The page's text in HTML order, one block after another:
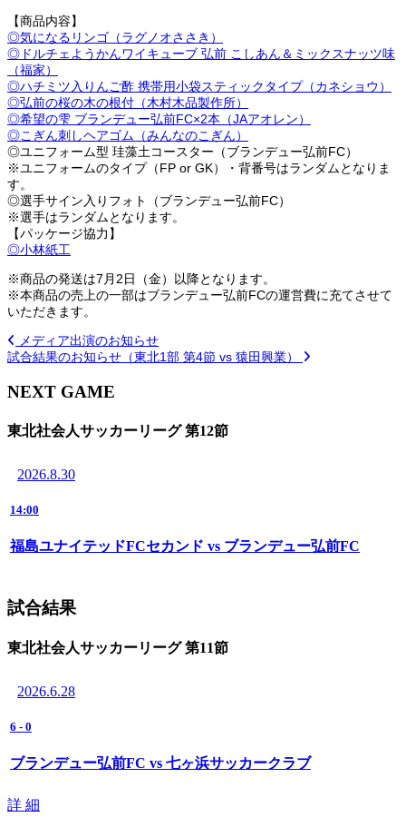
【商品内容】
◎気になるリンゴ（ラグノオささき）
◎ドルチェようかんワイキューブ 弘前 こしあん＆ミックスナッツ味
（福家）
◎ハチミツ入りんご酢 携帯用小袋スティックタイプ（カネショウ）
◎弘前の桜の木の根付（木村木品製作所）
◎希望の雫 ブランデュー弘前FC×2本（JAアオレン）
◎こぎん刺しヘアゴム（みんなのこぎん）
◎ユニフォーム型 珪藻土コースター（ブランデュー弘前FC）
※ユニフォームのタイプ（FP or GK）・背番号はランダムとなりま
す。
◎選手サイン入りフォト（ブランデュー弘前FC）
※選手はランダムとなります。
【パッケージ協力】
◎小林紙工
※商品の発送は7月2日（金）以降となります。
※本商品の売上の一部はブランデュー弘前FCの運営費に充てさせて
いただきます。
メディア出演のお知らせ
試合結果のお知らせ（東北1部 第4節 vs 猿田興業）
NEXT GAME
東北社会人サッカーリーグ 第12節
2026.8.30
14:00
福島ユナイテッドFCセカンド vs ブランデュー弘前FC
試合結果
東北社会人サッカーリーグ 第11節
2026.6.28
6 - 0
ブランデュー弘前FC vs 七ヶ浜サッカークラブ
詳 細